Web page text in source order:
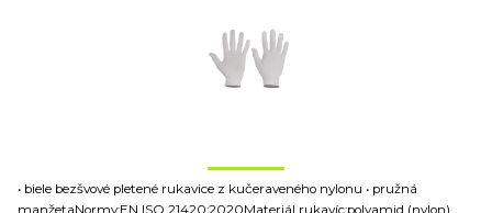
• biele bezšvové pletené rukavice z kučeraveného nylonu • pružná